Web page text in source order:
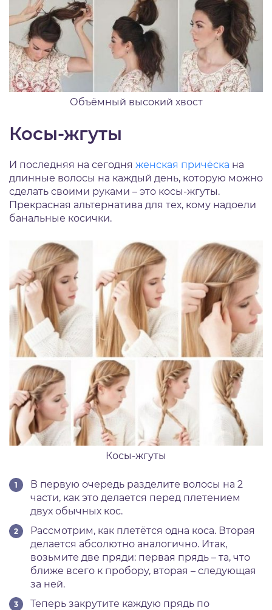
Объёмный высокий хвост
Косы-жгуты
И последняя на сегодня женская причёска на
длинные волосы на каждый день, которую можно
сделать своими руками – это косы-жгуты.
Прекрасная альтернатива для тех, кому надоели
банальные косички.
Косы-жгуты
В первую очередь разделите волосы на 2
части, как это делается перед плетением
двух обычных кос.
Рассмотрим, как плетётся одна коса. Вторая
делается абсолютно аналогично. Итак,
возьмите две пряди: первая прядь – та, что
ближе всего к пробору, вторая – следующая
за ней.
Теперь закрутите каждую прядь по